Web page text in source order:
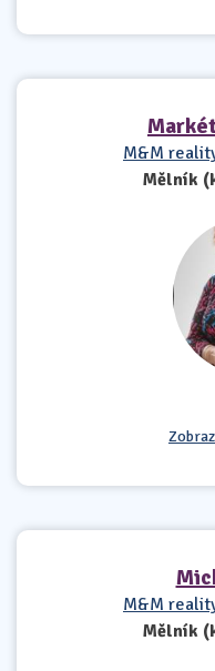
M&M
Mělník
M&M
Mělník